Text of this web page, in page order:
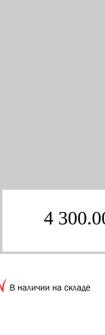
4
В наличии на складе